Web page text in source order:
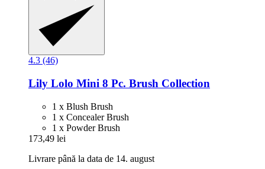
4.3 (46)
Lily Lolo Mini 8 Pc. Brush Collection
1 x Blush Brush
1 x Concealer Brush
1 x Powder Brush
173,49 lei
Livrare până la data de 14. august